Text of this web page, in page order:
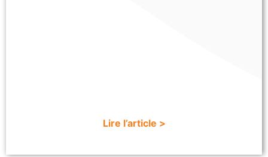
Lire l’article >